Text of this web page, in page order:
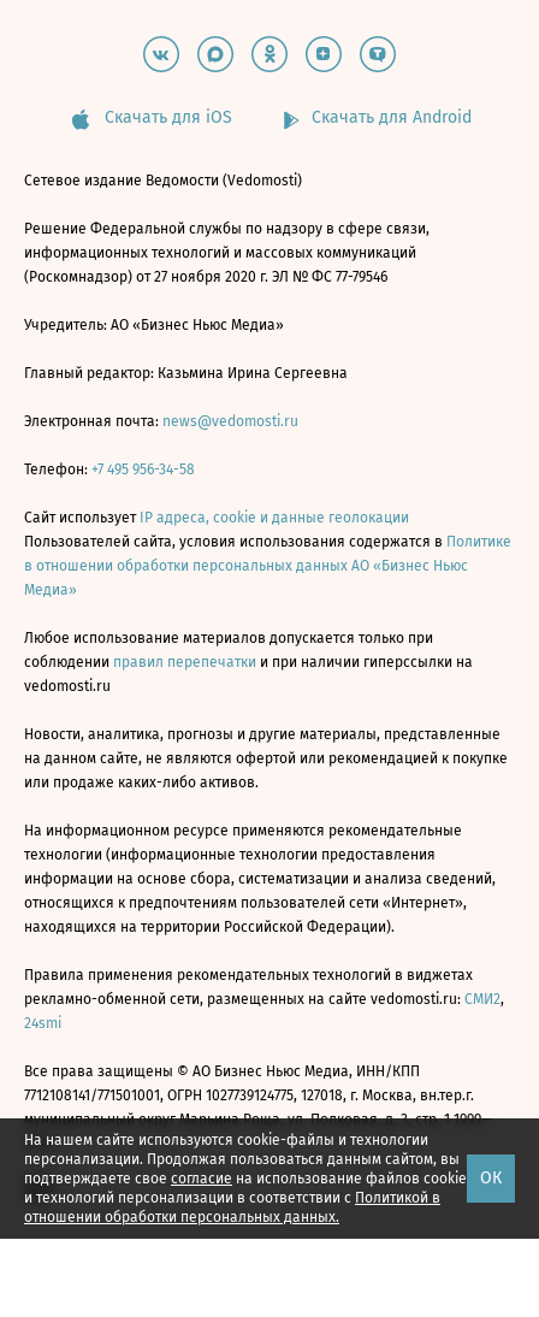
На нашем сайте используются cookie-файлы и технологии
персонализации. Продолжая пользоваться данным сайтом, вы
подтверждаете свое согласие на использование файлов cookie
и технологий персонализации в соответствии с Политикой в
отношении обработки персональных данных.
ОК
Скачать для iOS Скачать для Android
Сетевое издание Ведомости (Vedomosti)
Решение Федеральной службы по надзору в сфере связи,
информационных технологий и массовых коммуникаций
(Роскомнадзор) от 27 ноября 2020 г. ЭЛ № ФС 77-79546
Учредитель: АО «Бизнес Ньюс Медиа»
Главный редактор: Казьмина Ирина Сергеевна
Электронная почта: news@vedomosti.ru
Телефон: +7 495 956-34-58
Сайт использует IP адреса, cookie и данные геолокации
Пользователей сайта, условия использования содержатся в Политике
в отношении обработки персональных данных АО «Бизнес Ньюс
Медиа»
Любое использование материалов допускается только при
соблюдении правил перепечатки и при наличии гиперссылки на
vedomosti.ru
Новости, аналитика, прогнозы и другие материалы, представленные
на данном сайте, не являются офертой или рекомендацией к покупке
или продаже каких-либо активов.
На информационном ресурсе применяются рекомендательные
технологии (информационные технологии предоставления
информации на основе сбора, систематизации и анализа сведений,
относящихся к предпочтениям пользователей сети «Интернет»,
находящихся на территории Российской Федерации).
Правила применения рекомендательных технологий в виджетах
рекламно-обменной сети, размещенных на сайте vedomosti.ru: СМИ2,
24smi
Все права защищены © АО Бизнес Ньюс Медиа, ИНН/КПП
7712108141/771501001, ОГРН 1027739124775, 127018, г. Москва, вн.тер.г.
муниципальный округ Марьина Роща, ул. Полковая, д. 3, стр. 1 1999—
2026